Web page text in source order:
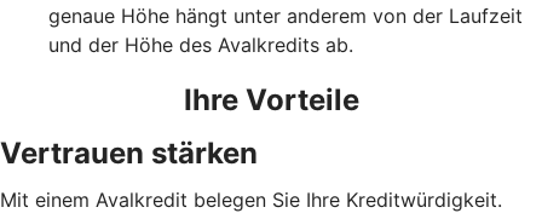
genaue Höhe hängt unter anderem von der Laufzeit
und der Höhe des Avalkredits ab.
Ihre Vorteile
Vertrauen stärken
Mit einem Avalkredit belegen Sie Ihre Kreditwürdigkeit.